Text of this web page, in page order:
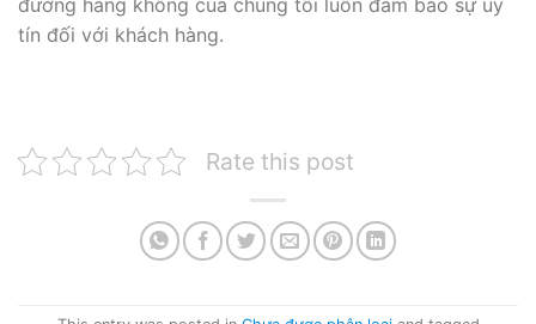
đường hàng không của chúng tôi luôn đảm bảo sự uy
tín đối với khách hàng.
Rate this post